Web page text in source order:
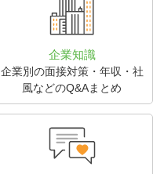
企業知識
企業別の面接対策・年収・社
風などのQ&Aまとめ